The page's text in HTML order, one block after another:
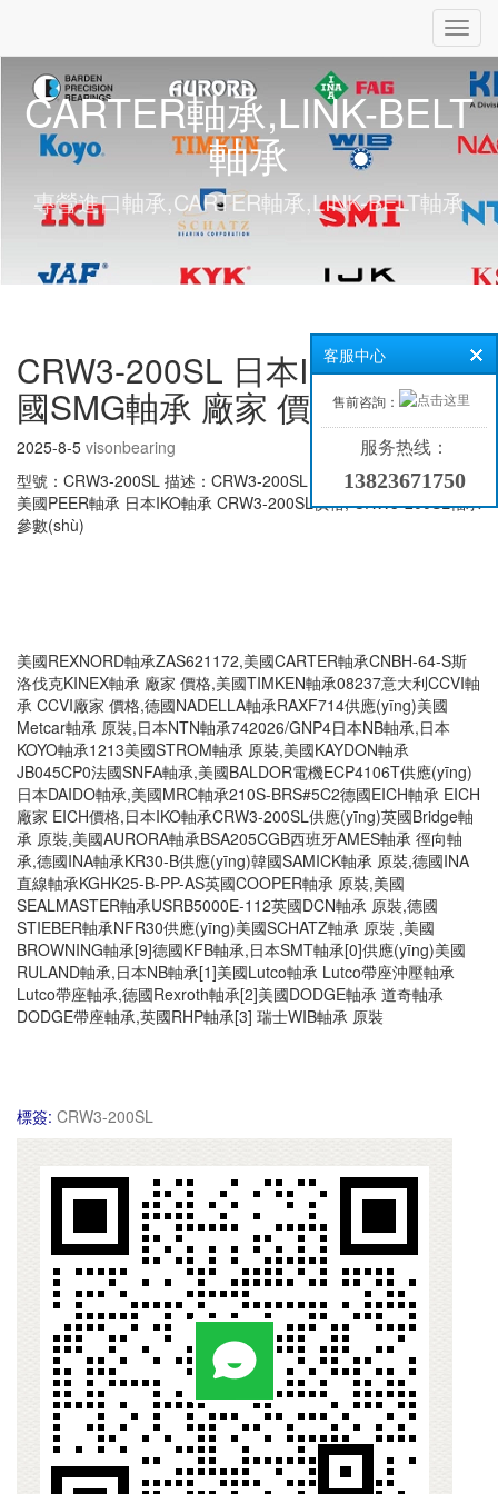
CARTER軸承,LINK-BELT
軸承
專營進口軸承,CARTER軸承,LINK-BELT軸承
CRW3-200SL 日本IKO軸承 德
國SMG軸承 廠家 價格
2025-8-5 visonbearing
型號：CRW3-200SL 描述：CRW3-200SL 日本IKO軸承 供應(yīng)
美國PEER軸承 日本IKO軸承 CRW3-200SL價格, CRW3-200SL軸承
參數(shù)
美國REXNORD軸承ZAS621172,美國CARTER軸承CNBH-64-S斯
洛伐克KINEX軸承 廠家 價格,美國TIMKEN軸承08237意大利CCVI軸
承 CCVI廠家 價格,德國NADELLA軸承RAXF714供應(yīng)美國
Metcar軸承 原裝,日本NTN軸承742026/GNP4日本NB軸承,日本
KOYO軸承1213美國STROM軸承 原裝,美國KAYDON軸承
JB045CP0法國SNFA軸承,美國BALDOR電機ECP4106T供應(yīng)
日本DAIDO軸承,美國MRC軸承210S-BRS#5C2德國EICH軸承 EICH
廠家 EICH價格,日本IKO軸承CRW3-200SL供應(yīng)英國Bridge軸
承 原裝,美國AURORA軸承BSA205CGB西班牙AMES軸承 徑向軸
承,德國INA軸承KR30-B供應(yīng)韓國SAMICK軸承 原裝,德國INA
直線軸承KGHK25-B-PP-AS英國COOPER軸承 原裝,美國
SEALMASTER軸承USRB5000E-112英國DCN軸承 原裝,德國
STIEBER軸承NFR30供應(yīng)美國SCHATZ軸承 原裝 ,美國
BROWNING軸承[9]德國KFB軸承,日本SMT軸承[0]供應(yīng)美國
RULAND軸承,日本NB軸承[1]美國Lutco軸承 Lutco帶座沖壓軸承
Lutco帶座軸承,德國Rexroth軸承[2]美國DODGE軸承 道奇軸承
DODGE帶座軸承,英國RHP軸承[3] 瑞士WIB軸承 原裝
標簽: CRW3-200SL
客服中心
售前咨詢：
服务热线：
13823671750